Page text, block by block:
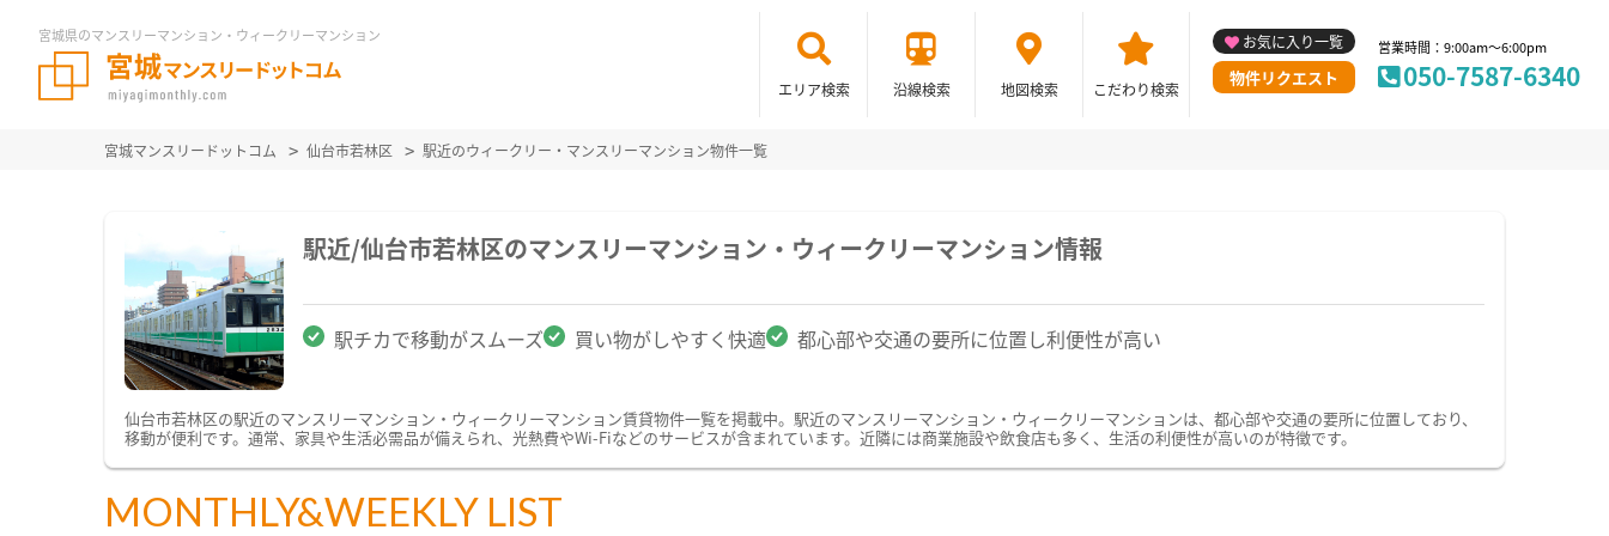
宮城県のマンスリーマンション・ウィークリーマンション
エリア検索 沿線検索 地図検索 こだわり検索
お気に入り一覧
物件リクエスト
営業時間：9:00am～6:00pm
050-7587-6340
宮城マンスリードットコム 仙台市若林区 駅近のウィークリー・マンスリーマンション物件一覧
駅近/仙台市若林区のマンスリーマンション・ウィークリーマンション情報
駅チカで移動がスムーズ 買い物がしやすく快適 都心部や交通の要所に位置し利便性が高い
仙台市若林区の駅近のマンスリーマンション・ウィークリーマンション賃貸物件一覧を掲載中。駅近のマンスリーマンション・ウィークリーマンションは、都心部や交通の要所に位置しており、
移動が便利です。通常、家具や生活必需品が備えられ、光熱費やWi-Fiなどのサービスが含まれています。近隣には商業施設や飲食店も多く、生活の利便性が高いのが特徴です。
MONTHLY&WEEKLY LIST